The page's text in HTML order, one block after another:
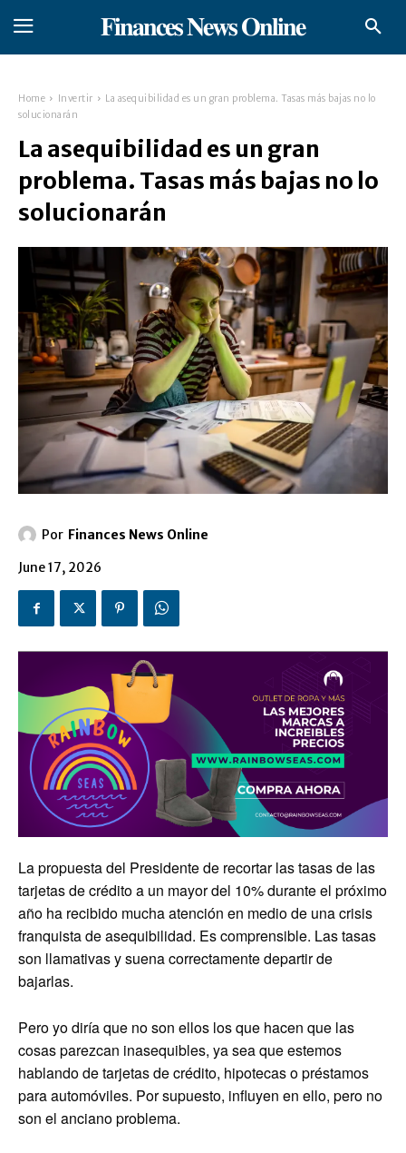
𝐅𝐢𝐧𝐚𝐧𝐜𝐞𝐬 𝐍𝐞𝐰𝐬 𝐎𝐧𝐥𝐢𝐧𝐞
Home Invertir
La asequibilidad es un gran problema. Tasas más bajas no lo
solucionarán
La asequibilidad es un gran
problema. Tasas más bajas no lo
solucionarán
Por Finances News Online
June 17, 2026
La propuesta del Presidente de recortar las tasas de las
tarjetas de crédito a un mayor del 10% durante el próximo
año ha recibido mucha atención en medio de una crisis
franquista de asequibilidad. Es comprensible. Las tasas
son llamativas y suena correctamente departir de
bajarlas.
Pero yo diría que no son ellos los que hacen que las
cosas parezcan inasequibles, ya sea que estemos
hablando de tarjetas de crédito, hipotecas o préstamos
para automóviles. Por supuesto, influyen en ello, pero no
son el anciano problema.